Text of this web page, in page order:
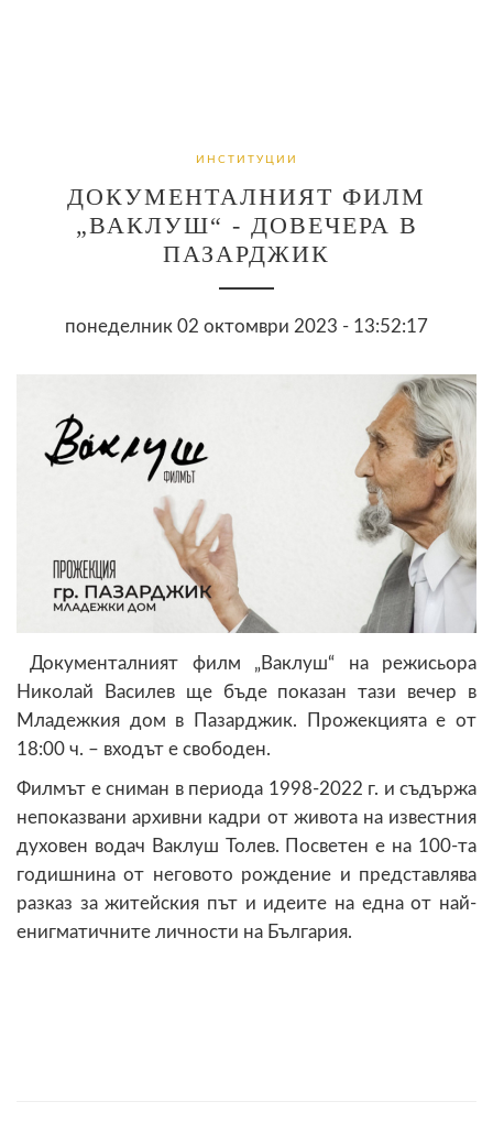
ИНСТИТУЦИИ
ДОКУМЕНТАЛНИЯТ ФИЛМ
„ВАКЛУШ“ - ДОВЕЧЕРА В
ПАЗАРДЖИК
понеделник 02 октомври 2023 - 13:52:17
Документалният филм „Ваклуш“ на режисьора
Николай Василев ще бъде показан тази вечер в
Младежкия дом в Пазарджик. Прожекцията е от
18:00 ч. – входът е свободен.
Филмът е сниман в периода 1998-2022 г. и съдържа
непоказвани архивни кадри от живота на известния
духовен водач Ваклуш Толев. Посветен е на 100-та
годишнина от неговото рождение и представлява
разказ за житейския път и идеите на една от най-
енигматичните личности на България.